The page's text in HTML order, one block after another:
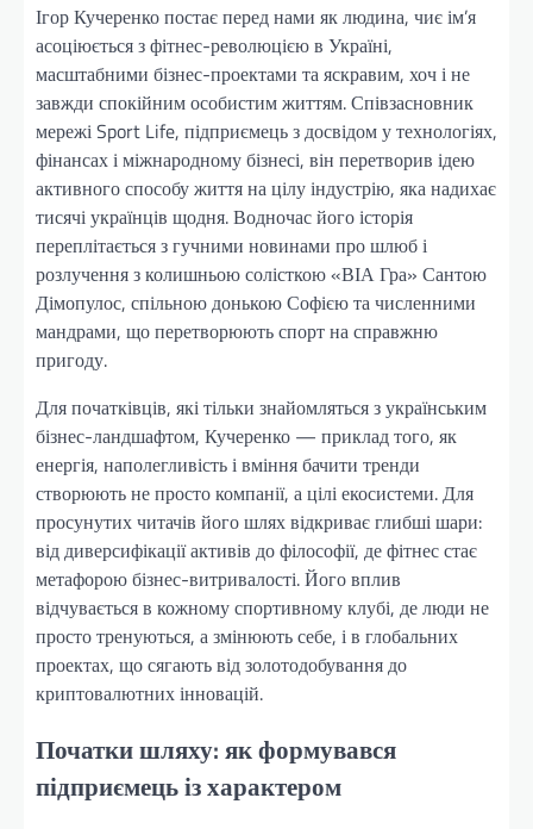
Ігор Кучеренко постає перед нами як людина, чиє ім’я
асоціюється з фітнес-революцією в Україні,
масштабними бізнес-проектами та яскравим, хоч і не
завжди спокійним особистим життям. Співзасновник
мережі Sport Life, підприємець з досвідом у технологіях,
фінансах і міжнародному бізнесі, він перетворив ідею
активного способу життя на цілу індустрію, яка надихає
тисячі українців щодня. Водночас його історія
переплітається з гучними новинами про шлюб і
розлучення з колишньою солісткою «ВІА Гра» Сантою
Дімопулос, спільною донькою Софією та численними
мандрами, що перетворюють спорт на справжню
пригоду.
Для початківців, які тільки знайомляться з українським
бізнес-ландшафтом, Кучеренко — приклад того, як
енергія, наполегливість і вміння бачити тренди
створюють не просто компанії, а цілі екосистеми. Для
просунутих читачів його шлях відкриває глибші шари:
від диверсифікації активів до філософії, де фітнес стає
метафорою бізнес-витривалості. Його вплив
відчувається в кожному спортивному клубі, де люди не
просто тренуються, а змінюють себе, і в глобальних
проектах, що сягають від золотодобування до
криптовалютних інновацій.
Початки шляху: як формувався
підприємець із характером